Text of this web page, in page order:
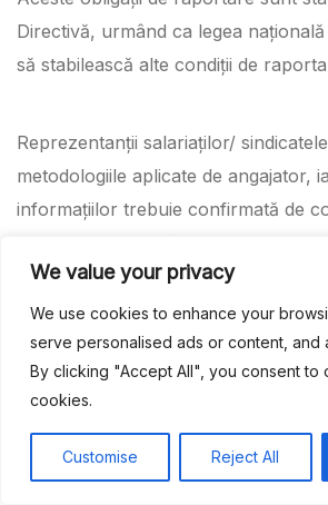
We value your privacy
We use cookies to enhance your
serve personalised ads or content, and
By clicking "Accept All", you consent to
cookies.
Customise Reject All
Directivă, urmând ca legea
să stabilească alte condiții de
Reprezentanții salariaților/
metodologiile aplicate de angajator,
informațiilor trebuie confirmată de
angajatorului, după consultarea cu
salariaților sau reprezentanții
În cazul în care din raportarea
diferențe medii de remunerare între
fără justificări prin criterii obiective
angajatorului, care nu se